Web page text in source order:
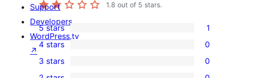
1.8 out of 5 stars.
1
5-
star
5 stars 1
4-
4 stars 0
0
3 stars 0
Support
Developers
WordPress.tv
↗